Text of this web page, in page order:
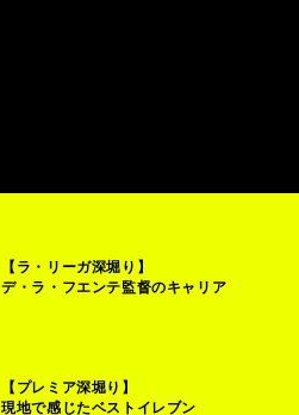
【ラ・リーガ深堀り】
デ・ラ・フエンテ監督のキャリア
【プレミア深堀り】
現地で感じたベストイレブン